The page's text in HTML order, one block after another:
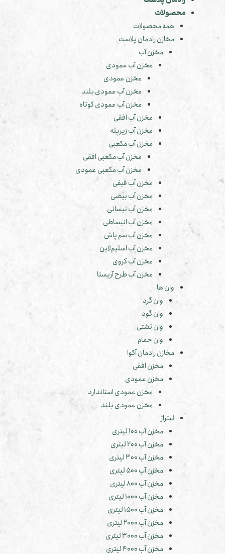
محصولات
همه محصولات
مخازن رادمان پلاست
مخزن آب
مخزن آب عمودی
مخزن عمودی
مخزن آب عمودی بلند
مخزن آب عمودی کوتاه
مخزن آب افقی
مخزن آب زیرپله
مخزن آب مکعبی
مخزن آب مکعبی افقی
مخزن آب مکعبی عمودی
مخزن آب قیفی
مخزن آب بیضی
مخزن آب نیسانی
مخزن آب انبساطی
مخزن آب سم پاش
مخزن آب اسلیم‌لاین
مخزن آب کروی
مخزن آب طرح آریستا
وان ها
وان گرد
وان گود
وان تشتی
وان حمام
مخازن رادمان آکوا
مخزن افقی
مخزن عمودی
مخزن عمودی استاندارد
مخزن عمودی بلند
لیتراژ
مخزن آب 100 لیتری
مخزن آب 200 لیتری
مخزن آب 300 لیتری
مخزن آب 500 لیتری
مخزن آب 800 لیتری
مخزن آب 1000 لیتری
مخزن آب 1500 لیتری
مخزن آب 2000 لیتری
مخزن آب 3000 لیتری
مخزن آب 4000 لیتری